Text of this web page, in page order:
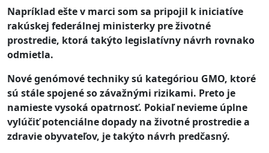
Napríklad ešte v marci som sa pripojil k iniciatíve
rakúskej federálnej ministerky pre životné
prostredie, ktorá takýto legislatívny návrh rovnako
odmietla.
Nové genómové techniky sú kategóriou GMO, ktoré
sú stále spojené so závažnými rizikami. Preto je
namieste vysoká opatrnosť. Pokiaľ nevieme úplne
vylúčiť potenciálne dopady na životné prostredie a
zdravie obyvateľov, je takýto návrh predčasný.